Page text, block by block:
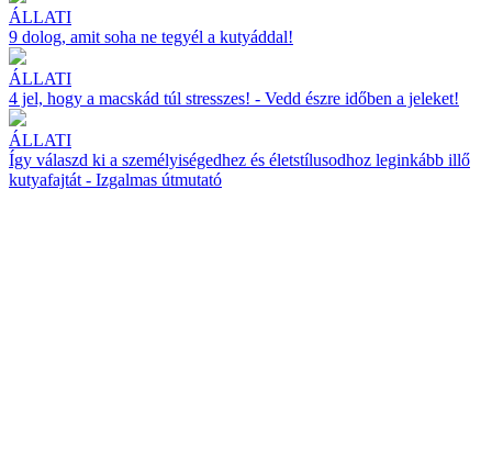
ÁLLATI
9 dolog, amit soha ne tegyél a kutyáddal!
ÁLLATI
4 jel, hogy a macskád túl stresszes! - Vedd észre időben a jeleket!
ÁLLATI
Így válaszd ki a személyiségedhez és életstílusodhoz leginkább illő
kutyafajtát - Izgalmas útmutató